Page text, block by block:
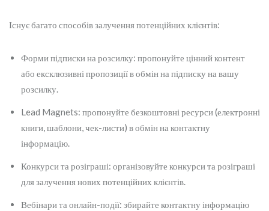
Існує багато способів залучення потенційних клієнтів:
Форми підписки на розсилку: пропонуйте цінний контент
або ексклюзивні пропозиції в обмін на підписку на вашу
розсилку.
Lead Magnets: пропонуйте безкоштовні ресурси (електронні
книги, шаблони, чек-листи) в обмін на контактну
інформацію.
Конкурси та розіграші: організовуйте конкурси та розіграші
для залучення нових потенційних клієнтів.
Вебінари та онлайн-події: збирайте контактну інформацію